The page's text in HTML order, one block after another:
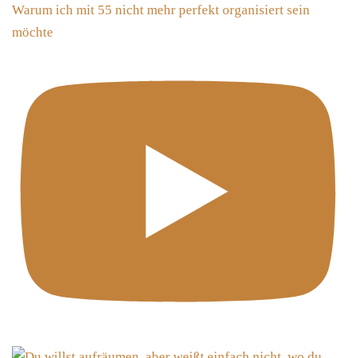
Warum ich mit 55 nicht mehr perfekt organisiert sein
möchte